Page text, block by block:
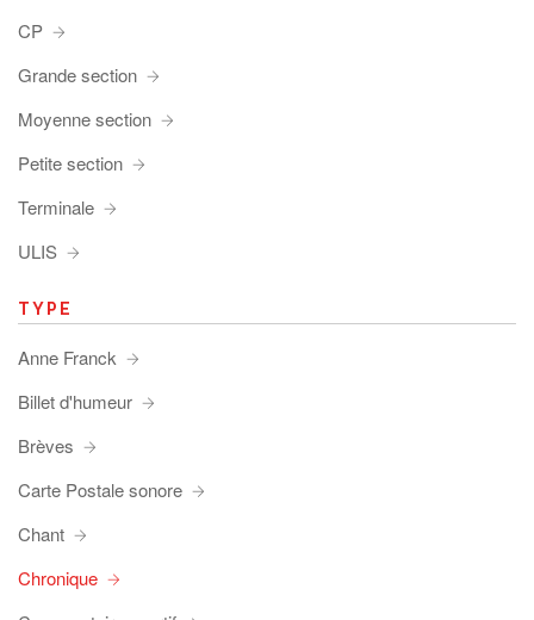
CP
Grande section
Moyenne section
Petite section
Terminale
ULIS
TYPE
Anne Franck
Billet d'humeur
Brèves
Carte Postale sonore
Chant
Chronique